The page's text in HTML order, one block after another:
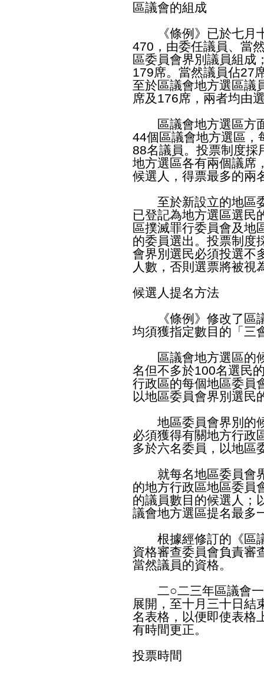
區議會的組成
《條例》已於七月十
470，由委任議員、當
區委員會界別議員組成
179席。當然議員佔27
至於區議會地方選區議
席及176席，兩者均由
區議會地方選區方面
44個區議會地方選區，
88名議員。投票制度採
地方選區各有兩個議席
候選人，得票最多的兩
至於新設立的地區委
已登記為地方選區選民
區撲滅罪行委員會及地
的委員選出。投票制度
會界別選民必須投選不
人數，否則選票將被視
候選人提名方法
《條例》修改了區議
均須獲指定數目的「三
區議會地方選區的候
名但不多於100名選民
行政區的每個地區委員
以地區委員會界別選民
地區委員會界別的候
必須獲得有關地方行政
多於六名委員，以地區
就每名地區委員會界
的地方行政區地區委員
的議員數目的候選人；
議會地方選區提名最多
根據經修訂的《區議
資格審查委員會負責審
當然議員的資格。
二○二三年區議會一
展開，至十月三十日結
名表格，以便即使表格
有時間更正。
投票時間